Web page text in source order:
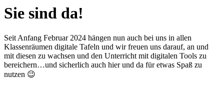
Sie sind da!
Seit Anfang Februar 2024 hängen nun auch bei uns in allen
Klassenräumen digitale Tafeln und wir freuen uns darauf, an und
mit diesen zu wachsen und den Unterricht mit digitalen Tools zu
bereichern…und sicherlich auch hier und da für etwas Spaß zu
nutzen 😉